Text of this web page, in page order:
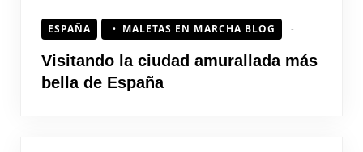
ESPAÑA MALETAS EN MARCHA BLOG
Visitando la ciudad amurallada más
bella de España